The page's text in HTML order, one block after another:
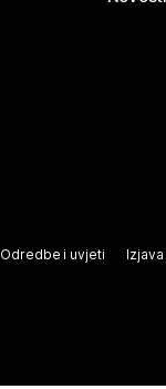
Odredbe i uvjeti